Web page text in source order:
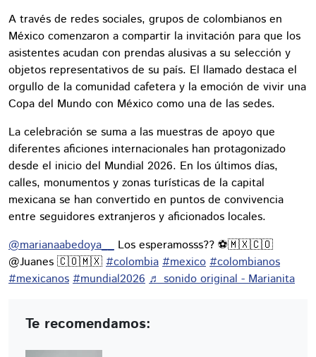
A través de redes sociales, grupos de colombianos en
México comenzaron a compartir la invitación para que los
asistentes acudan con prendas alusivas a su selección y
objetos representativos de su país. El llamado destaca el
orgullo de la comunidad cafetera y la emoción de vivir una
Copa del Mundo con México como una de las sedes.
La celebración se suma a las muestras de apoyo que
diferentes aficiones internacionales han protagonizado
desde el inicio del Mundial 2026. En los últimos días,
calles, monumentos y zonas turísticas de la capital
mexicana se han convertido en puntos de convivencia
entre seguidores extranjeros y aficionados locales.
@marianaabedoya__
Los esperamosss?? ⚽️🇲🇽🇨🇴
@Juanes 🇨🇴🇲🇽 #colombia #mexico #colombianos
#mexicanos #mundial2026 ♬ sonido original - Marianita
Te recomendamos: